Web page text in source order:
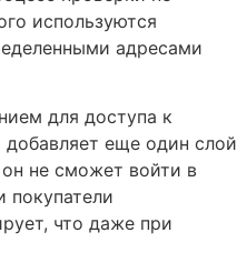
используются
адресами
для доступа к
еще один слой
не сможет войти в
покупатели
что даже при